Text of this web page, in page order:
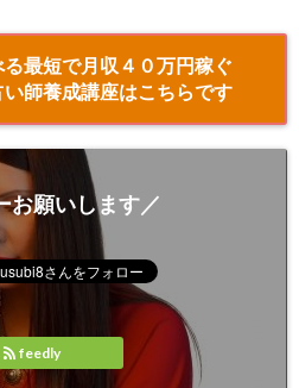
最短で月収４０万円稼ぐ
師養成講座はこちらです
お願いします／
feedly